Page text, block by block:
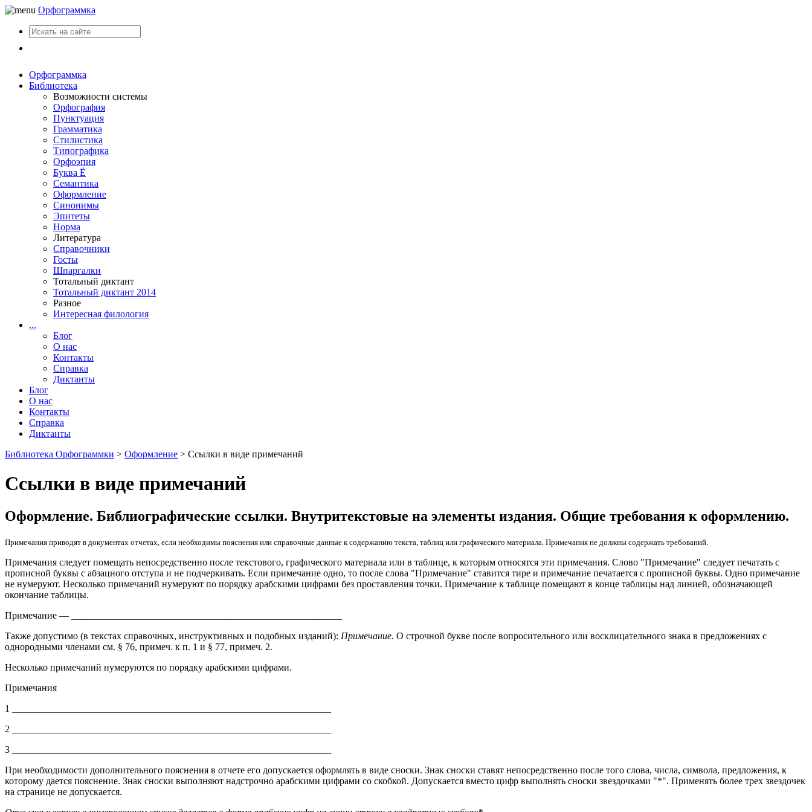
Орфограммка
Орфограммка
Библиотека
Возможности системы
Орфография
Пунктуация
Грамматика
Стилистика
Типографика
Орфоэпия
Буква Ё
Семантика
Оформление
Синонимы
Эпитеты
Норма
Литература
Справочники
Госты
Шпаргалки
Тотальный диктант
Тотальный диктант 2014
Разное
Интересная филология
...
Блог
О нас
Контакты
Справка
Диктанты
Блог
О нас
Контакты
Справка
Диктанты
Библиотека Орфограммки > Оформление > Ссылки в виде примечаний
Ссылки в виде примечаний
Оформление. Библиографические ссылки. Внутритекстовые на элементы издания. Общие требования к оформлению.
Примечания приводят в документах отчетах, если необходимы пояснения или справочные данные к содержанию текста, таблиц или графического материала. Примечания не должны содержать требований.
Примечания следует помещать непосредственно после текстового, графического материала или в таблице, к которым относятся эти примечания. Слово "Примечание" следует печатать с
прописной буквы с абзацного отступа и не подчеркивать. Если примечание одно, то после слова "Примечание" ставится тире и примечание печатается с прописной буквы. Одно примечание
не нумеруют. Несколько примечаний нумеруют по порядку арабскими цифрами без проставления точки. Примечание к таблице помещают в конце таблицы над линией, обозначающей
окончание таблицы.
Примечание — ________________________________________________________
Также допустимо (в текстах справочных, инструктивных и подобных изданий): Примечание. О строчной букве после вопросительного или восклицательного знака в предложениях с
однородными членами см. § 76, примеч. к п. 1 и § 77, примеч. 2.
Несколько примечаний нумеруются по порядку арабскими цифрами.
Примечания
1 __________________________________________________________________
2 __________________________________________________________________
3 __________________________________________________________________
При необходимости дополнительного пояснения в отчете его допускается оформлять в виде сноски. Знак сноски ставят непосредственно после того слова, числа, символа, предложения, к
которому дается пояснение. Знак сноски выполняют надстрочно арабскими цифрами со скобкой. Допускается вместо цифр выполнять сноски звездочками "*". Применять более трех звездочек
на странице не допускается.